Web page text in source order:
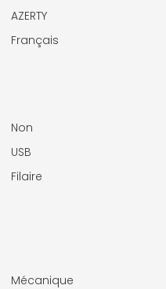
AZERTY
Français
Non
USB
Filaire
Mécanique